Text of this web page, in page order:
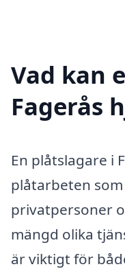
Vad kan
Fagerås
En plåtslagare i
plåtarbeten
privatpersoner
mängd olika
är viktigt för